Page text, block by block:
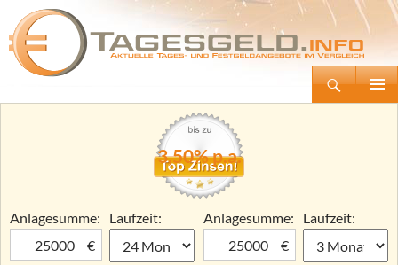
Tagesgeld.info – Tagesgeldkonten vergleichen und Tagesgeld-Zinsen berechnen
Zum
3,50% p.a.
Anlagesumme:
€
Laufzeit:
Anlagesumme:
€
Laufzeit: